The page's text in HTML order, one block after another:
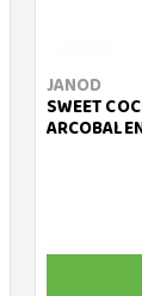
JANOD
SWEET